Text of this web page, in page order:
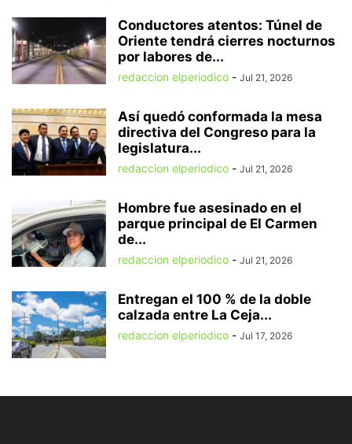
Conductores atentos: Túnel de
Oriente tendrá cierres nocturnos
por labores de...
redaccion elperiodico - Jul 21, 2026
Así quedó conformada la mesa
directiva del Congreso para la
legislatura...
redaccion elperiodico - Jul 21, 2026
Hombre fue asesinado en el
parque principal de El Carmen
de...
redaccion elperiodico - Jul 21, 2026
Entregan el 100 % de la doble
calzada entre La Ceja...
redaccion elperiodico - Jul 17, 2026